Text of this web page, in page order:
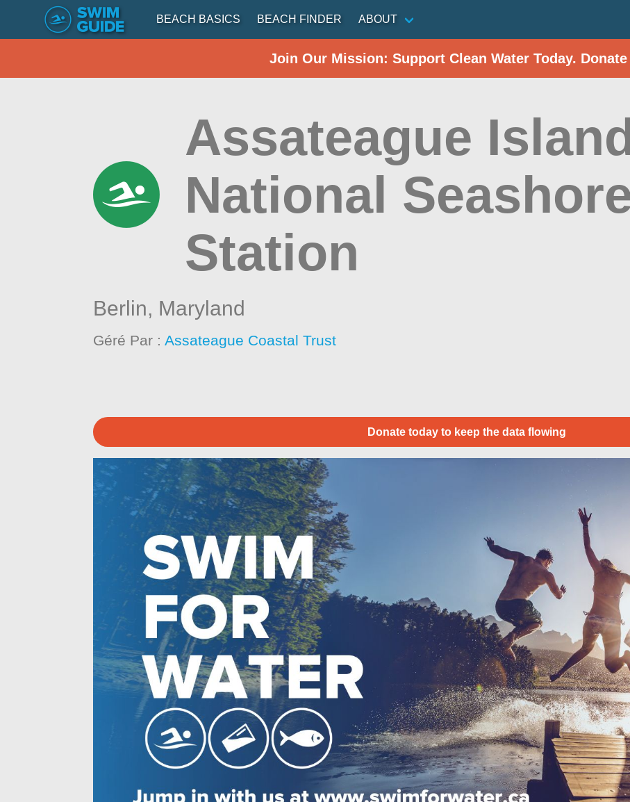
BEACH BASICS BEACH FINDER ABOUT
Join Our Mission: Support Clean Water Today. Donate
Assateague
National
Station
Berlin, Maryland
Géré Par :Assateague Coastal Trust
Donate today to keep the data flowing